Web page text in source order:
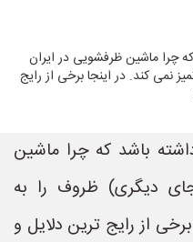
چرا ماشین ظرفشویی در ایران
کند. در اینجا برخی از رایج
باشد که چرا ماشین
دیگری) ظروف را به
از رایج ترین دلایل و